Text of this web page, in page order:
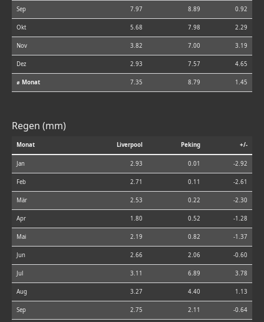
Sep 7.97 8.89 0.92
Okt 5.68 7.98 2.29
Nov 3.82 7.00 3.19
Dez 2.93 7.57 4.65
⌀ Monat 7.35 8.79 1.45
Regen (mm)
Monat Liverpool Peking +/-
Jan 2.93 0.01 -2.92
Feb 2.71 0.11 -2.61
Mär 2.53 0.22 -2.30
Apr 1.80 0.52 -1.28
Mai 2.19 0.82 -1.37
Jun 2.66 2.06 -0.60
Jul 3.11 6.89 3.78
Aug 3.27 4.40 1.13
Sep 2.75 2.11 -0.64